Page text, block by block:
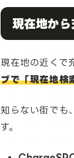
現在地から
現在地の近くで
プで「現在地検
知らない街でも
す。